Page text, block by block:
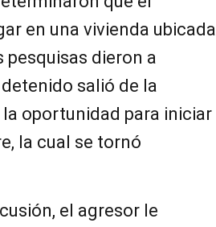
en una vivienda ubicada
pesquisas dieron a
salió de la
oportunidad para iniciar
la cual se tornó
el agresor le